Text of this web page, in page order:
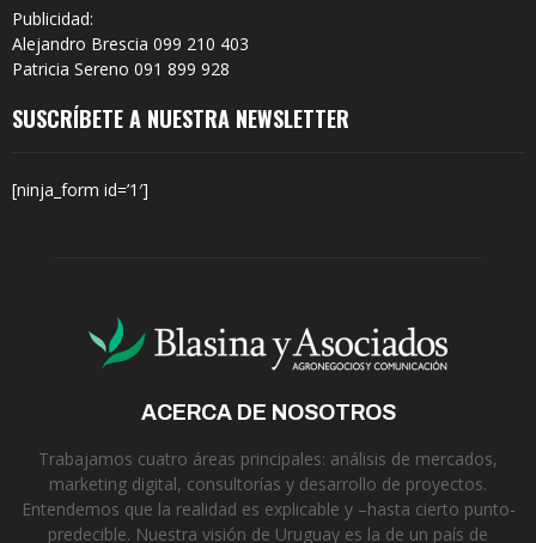
Publicidad:
Alejandro Brescia 099 210 403
Patricia Sereno 091 899 928
SUSCRÍBETE A NUESTRA NEWSLETTER
[ninja_form id=’1′]
ACERCA DE NOSOTROS
Trabajamos cuatro áreas principales: análisis de mercados,
marketing digital, consultorías y desarrollo de proyectos.
Entendemos que la realidad es explicable y –hasta cierto punto-
predecible. Nuestra visión de Uruguay es la de un país de